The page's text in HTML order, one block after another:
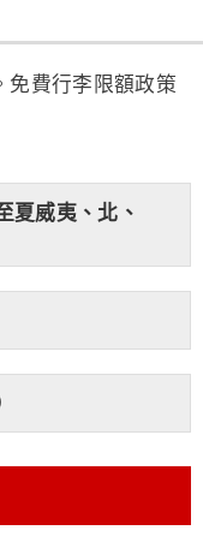
免費行李限額政策
夏威夷、北、